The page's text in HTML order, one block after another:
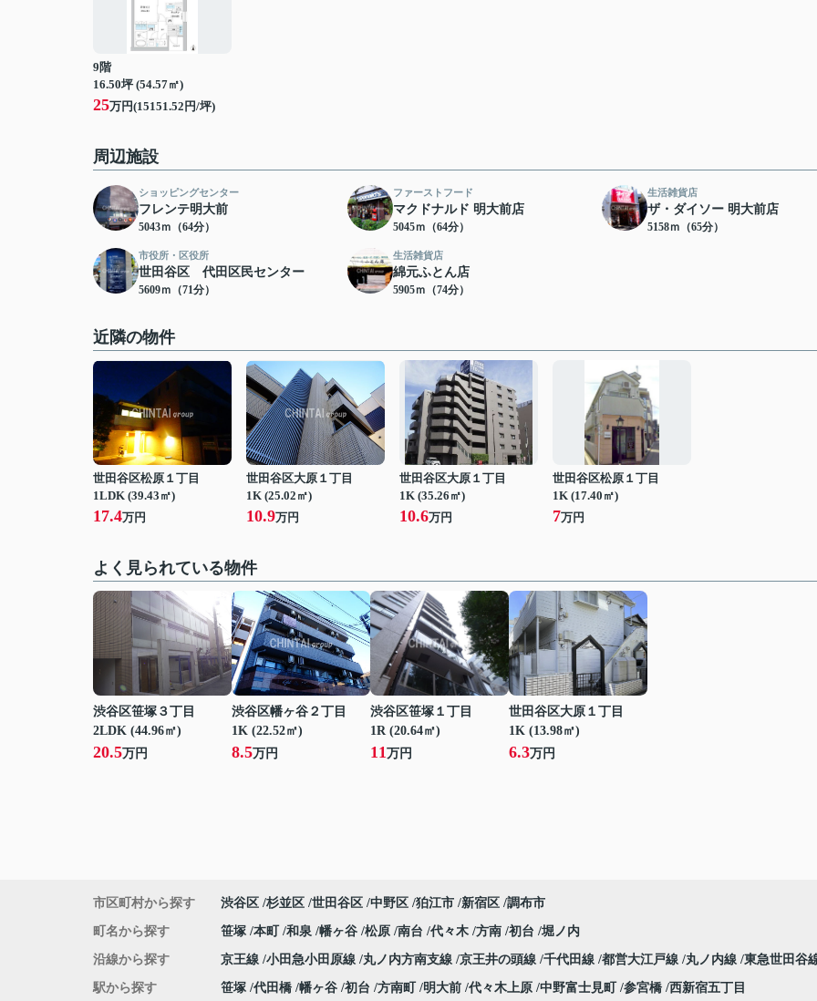
9階
16.50坪 (54.57㎡)
25万円(15151.52円/坪)
周辺施設
ショッピングセンター
フレンテ明大前
5043ｍ（64分）
ファーストフード
マクドナルド 明大前店
5045ｍ（64分）
生活雑貨店
ザ・ダイソー 明大前店
5158ｍ（65分）
市役所・区役所
世田谷区 代田区民センター
5609ｍ（71分）
生活雑貨店
綿元ふとん店
5905ｍ（74分）
近隣の物件
世田谷区松原１丁目
1LDK (39.43㎡)
17.4万円
世田谷区大原１丁目
1K (25.02㎡)
10.9万円
世田谷区大原１丁目
1K (35.26㎡)
10.6万円
世田谷区松原１丁目
1K (17.40㎡)
7万円
よく見られている物件
渋谷区笹塚３丁目
2LDK (44.96㎡)
20.5万円
渋谷区幡ヶ谷２丁目
1K (22.52㎡)
8.5万円
渋谷区笹塚１丁目
1R (20.64㎡)
11万円
世田谷区大原１丁目
1K (13.98㎡)
6.3万円
市区町村から探す 渋谷区 杉並区 世田谷区 中野区 狛江市 新宿区 調布市
町名から探す 笹塚 本町 和泉 幡ヶ谷 松原 南台 代々木 方南 初台 堀ノ内
沿線から探す 京王線 小田急小田原線 丸ノ内方南支線 京王井の頭線 千代田線 都営大江戸線 丸ノ内線 東急世田谷
駅から探す 笹塚 代田橋 幡ヶ谷 初台 方南町 明大前 代々木上原 中野富士見町 参宮橋 西新宿五丁目